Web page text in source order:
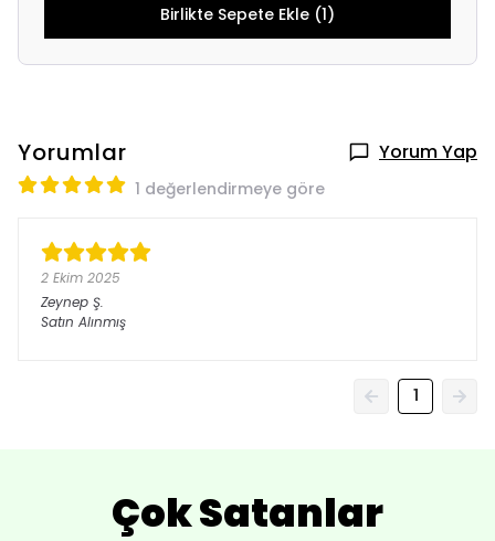
Birlikte Sepete Ekle (1)
Yorumlar Yorum Yap
1 değerlendirmeye göre
2 Ekim 2025
Zeynep Ş.
Satın Alınmış
1
Çok Satanlar